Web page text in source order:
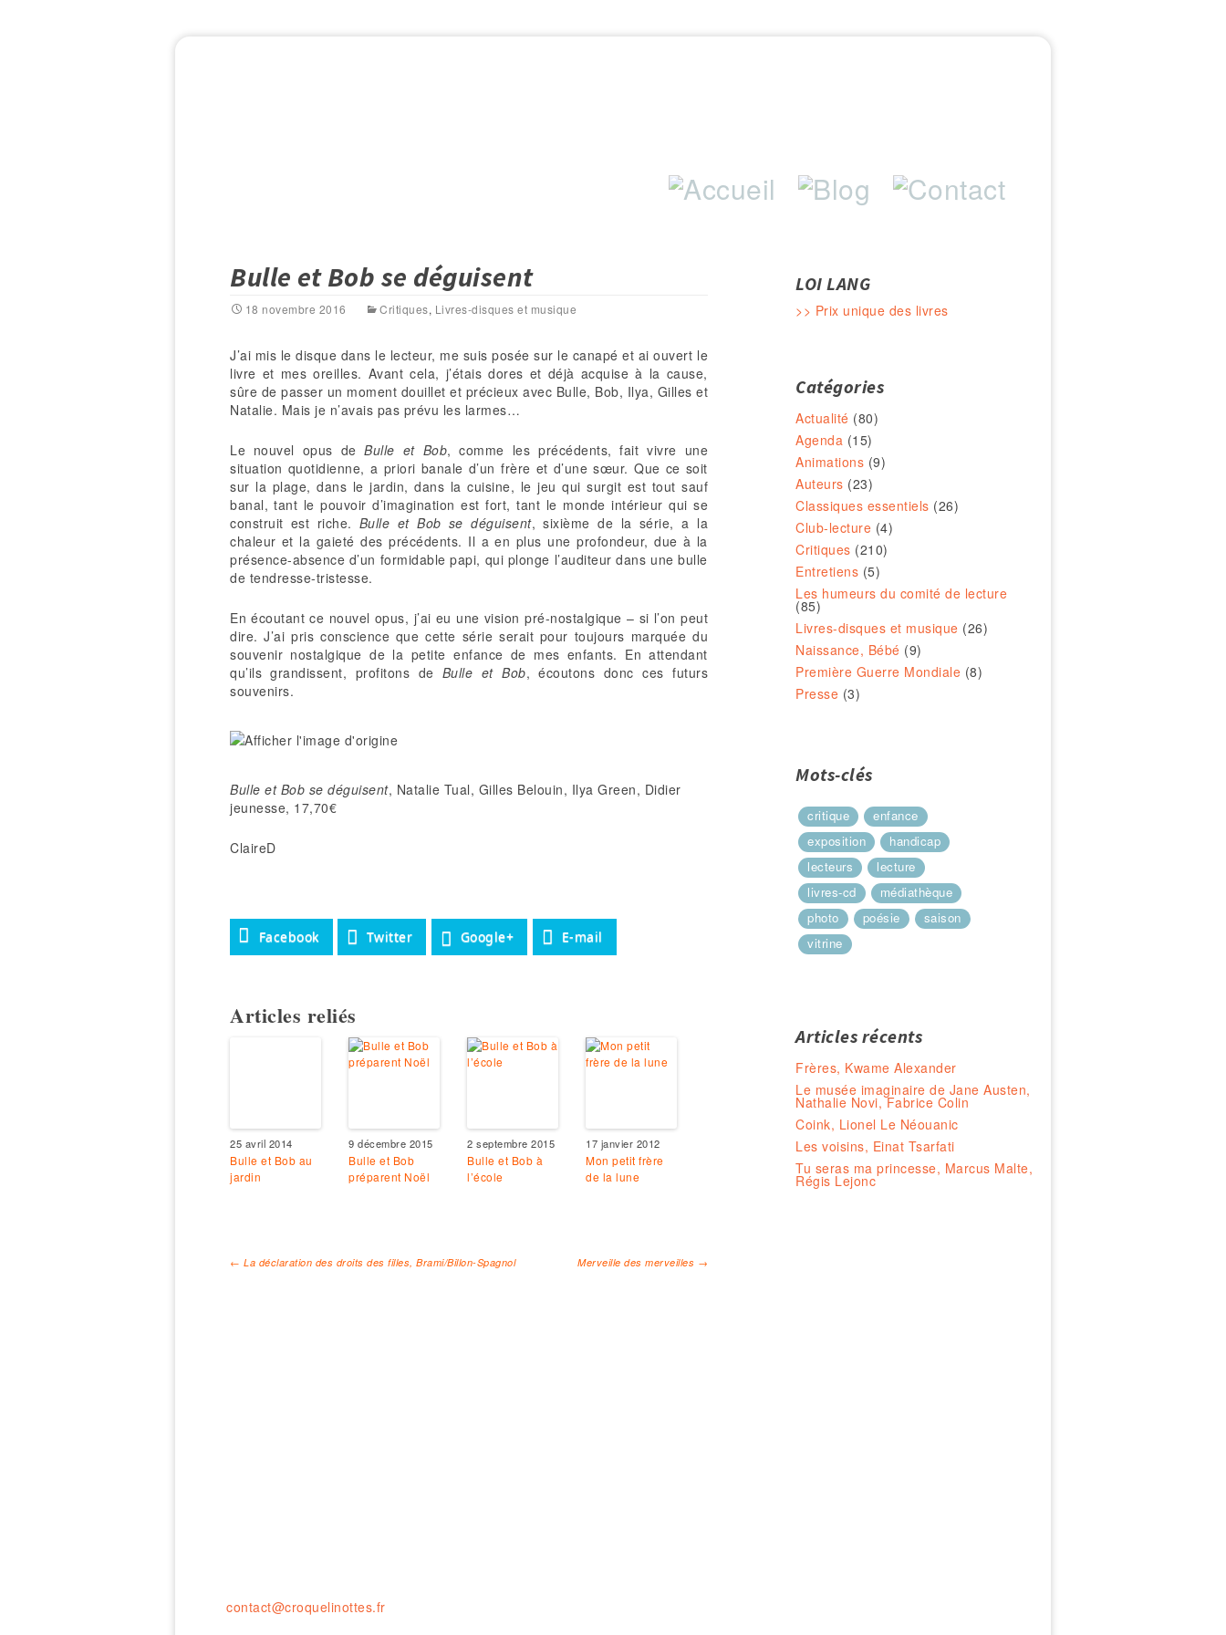
Aller au contenu principal
Bulle et Bob se déguisent
18 novembre 2016 Critiques, Livres-disques et musique
J’ai mis le disque dans le lecteur, me suis posée sur le canapé et ai ouvert le
livre et mes oreilles. Avant cela, j’étais dores et déjà acquise à la cause,
sûre de passer un moment douillet et précieux avec Bulle, Bob, Ilya, Gilles et
Natalie. Mais je n’avais pas prévu les larmes…
Le nouvel opus deBulle et Bob, comme les précédents, fait vivre une
situation quotidienne, a priori banale d’un frère et d’une sœur. Que ce soit
sur la plage, dans le jardin, dans la cuisine, le jeu qui surgit est tout sauf
banal, tant le pouvoir d’imagination est fort, tant le monde intérieur qui se
construit est riche. Bulle et Bob se déguisent, sixième de la série, a la
chaleur et la gaieté des précédents. Il a en plus une profondeur, due à la
présence-absence d’un formidable papi, qui plonge l’auditeur dans une bulle
de tendresse-tristesse.
En écoutant ce nouvel opus, j’ai eu une vision pré-nostalgique – si l’on peut
dire. J’ai pris conscience que cette série serait pour toujours marquée du
souvenir nostalgique de la petite enfance de mes enfants. En attendant
qu’ils grandissent, profitons de Bulle et Bob, écoutons donc ces futurs
souvenirs.
Bulle et Bob se déguisent, Natalie Tual, Gilles Belouin, Ilya Green, Didier
jeunesse, 17,70€
ClaireD
Facebook Twitter Google+ E-mail
Articles reliés
25 avril 2014
Bulle et Bob au
jardin
9 décembre 2015
Bulle et Bob
préparent Noël
2 septembre 2015
Bulle et Bob à
l’école
17 janvier 2012
Mon petit frère
de la lune
← La déclaration des droits des filles, Brami/Billon-Spagnol Merveille des merveilles →
LOI LANG
>> Prix unique des livres
Catégories
Actualité (80)
Agenda (15)
Animations (9)
Auteurs (23)
Classiques essentiels (26)
Club-lecture (4)
Critiques (210)
Entretiens (5)
Les humeurs du comité de lecture
(85)
Livres-disques et musique (26)
Naissance, Bébé (9)
Première Guerre Mondiale (8)
Presse (3)
Mots-clés
critique
enfance
exposition
handicap
lecteurs
lecture
livres-cd
médiathèque
photo
poésie
saison
vitrine
Articles récents
Frères, Kwame Alexander
Le musée imaginaire de Jane Austen,
Nathalie Novi, Fabrice Colin
Coink, Lionel Le Néouanic
Les voisins, Einat Tsarfati
Tu seras ma princesse, Marcus Malte,
Régis Lejonc
contact@croquelinottes.fr